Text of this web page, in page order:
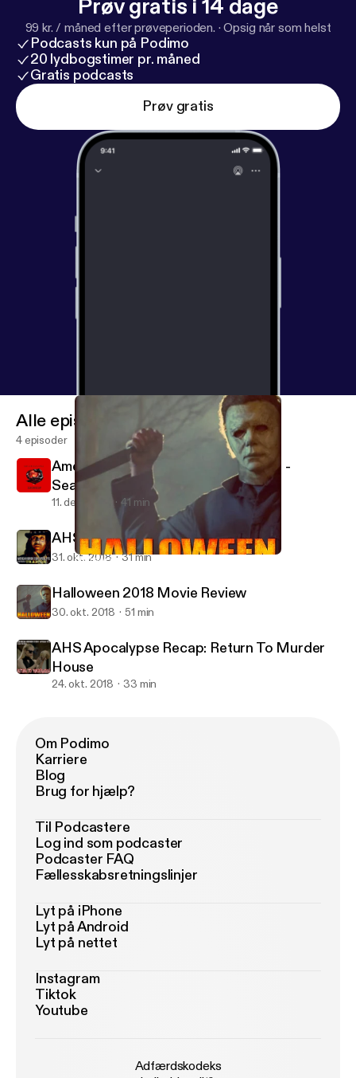
Prøv gratis i 14 dage
99 kr. / måned efter prøveperioden. ·Opsig når som helst
Podcasts kun på Podimo
20 lydbogstimer pr. måned
Gratis podcasts
Prøv gratis
Halloween 2018 Movie Review
Alle episoder
4 episoder
American Horror Story : Apocalypse -
Season Recap
11. dec. 2018 41 min
AHS Apocalypse Recap: Traitor
31. okt. 2018 31 min
Halloween 2018 Movie Review
30. okt. 2018 51 min
AHS Apocalypse Recap: Return To Murder
House
24. okt. 2018 33 min
Om Podimo
Karriere
Blog
Brug for hjælp?
Til Podcastere
Log ind som podcaster
Podcaster FAQ
Fællesskabsretningslinjer
Lyt på iPhone
Lyt på Android
Lyt på nettet
Instagram
Tiktok
Youtube
Adfærdskodeks